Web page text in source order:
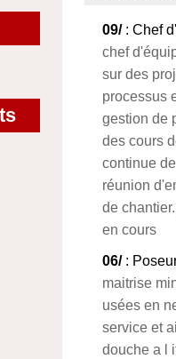
09/: Chef
chef
sur des
processus
gestion de
des cours
continue
réunion
de
en cours
06/:
maitrise
usées en
service et
douche a l